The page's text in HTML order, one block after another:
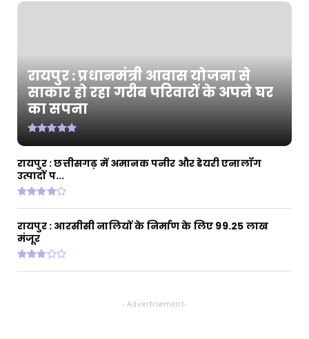
CHHATTISGARH
रायपुर : जल जीवन मिशन से बदली जारामोंगिया की
CHHATTISGARH
रायपुर : आत्मसमर्पित 66 नक्सलियों को 6.60 करोड़
रायपुर : प्रधानमंत्री आवास योजना से
साकार हो रहा गरीब परिवारों के अपने घर
का सपना
रायपुर : छत्तीसगढ़ में अमानक पनीर और डेयरी एनालॉग
उत्पादों प...
रायपुर : आरसीसी नालियों के निर्माण के लिए 99.25 लाख
मंजूर
- Advertisement-